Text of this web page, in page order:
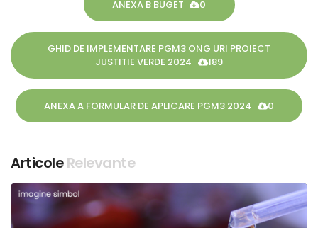
ANEXA B BUGET 0
GHID DE IMPLEMENTARE PGM3 ONG URI PROIECT
JUSTITIE VERDE 2024
189
ANEXA A FORMULAR DE APLICARE PGM3 2024 0
ArticoleRelevante